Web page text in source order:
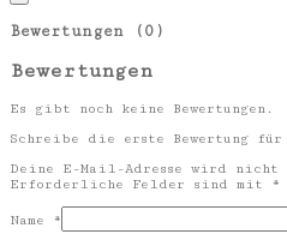
Bewertungen (0)
Bewertungen
Es gibt noch keine Bewertungen.
Schreibe die erste Bewertung für
Deine E-Mail-Adresse wird
Erforderliche Felder sind mit *
Name *